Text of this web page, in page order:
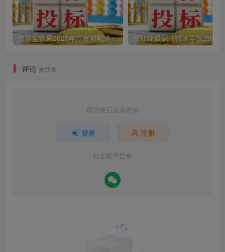
市场监管局2025年度食材配送采购公告
评论 抢沙发
请登录后发表评论
登录 注册
社交账号登录